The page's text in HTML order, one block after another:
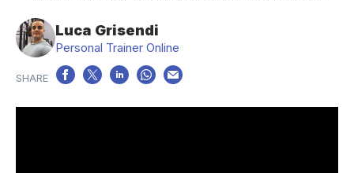
Luca Grisendi
Personal Trainer Online